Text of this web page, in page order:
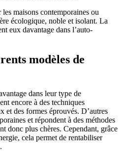
maisons contemporaines ou
écologique, noble et isolant. La
eux davantage dans l’auto-
modèles de
dans leur type de
encore à des techniques
et des formes éprouvés. D’autres
et répondent à des méthodes
donc plus chères. Cependant, grâce
cela permet de rentabiliser